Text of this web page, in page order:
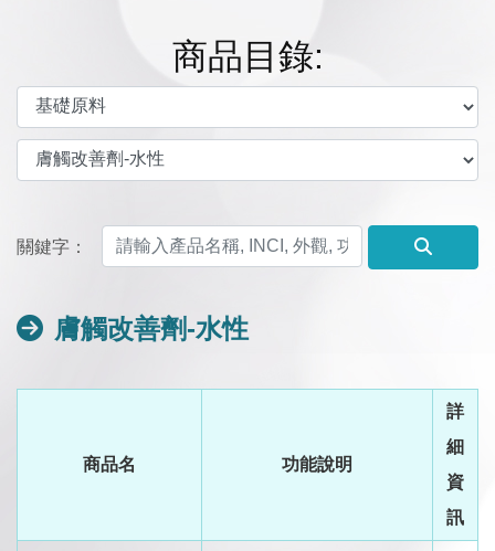
商品目錄:
關鍵字：
膚觸改善劑-水性
商品名 功能說明
詳
細
資
訊